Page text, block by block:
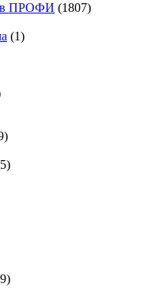
ПРОФИ (1807)
(1)